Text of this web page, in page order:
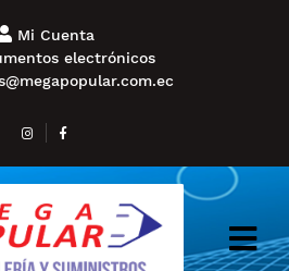
Mi Cuenta
electrónicos